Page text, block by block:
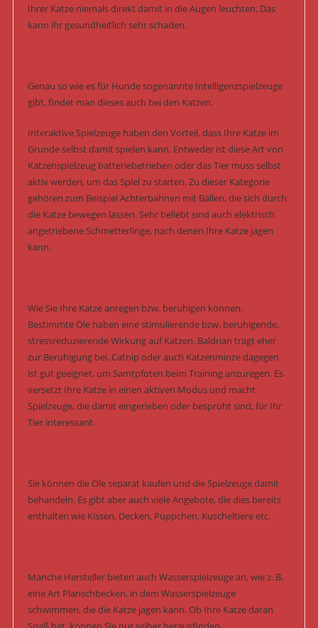
Ihrer Katze niemals direkt damit in die Augen leuchten. Das
kann ihr gesundheitlich sehr schaden.
Genau so wie es für Hunde sogenannte Intelligenzspielzeuge
gibt, findet man dieses auch bei den Katzen.
Interaktive Spielzeuge haben den Vorteil, dass Ihre Katze im
Grunde selbst damit spielen kann. Entweder ist diese Art von
Katzenspielzeug batteriebetrieben oder das Tier muss selbst
aktiv werden, um das Spiel zu starten. Zu dieser Kategorie
gehören zum Beispiel Achterbahnen mit Bällen, die sich durch
die Katze bewegen lassen. Sehr beliebt sind auch elektrisch
angetriebene Schmetterlinge, nach denen Ihre Katze jagen
kann.
Wie Sie Ihre Katze anregen bzw. beruhigen können.
Bestimmte Öle haben eine stimulierende bzw. beruhigende,
stressreduzierende Wirkung auf Katzen. Baldrian trägt eher
zur Beruhigung bei. Catnip oder auch Katzenminze dagegen
ist gut geeignet, um Samtpfoten beim Training anzuregen. Es
versetzt Ihre Katze in einen aktiven Modus und macht
Spielzeuge, die damit eingerieben oder besprüht sind, für Ihr
Tier interessant.
Sie können die Öle separat kaufen und die Spielzeuge damit
behandeln. Es gibt aber auch viele Angebote, die dies bereits
enthalten wie Kissen, Decken, Püppchen, Kuscheltiere etc.
Manche Hersteller bieten auch Wasserspielzeuge an, wie z. B.
eine Art Planschbecken, in dem Wasserspielzeuge
schwimmen, die die Katze jagen kann. Ob Ihre Katze daran